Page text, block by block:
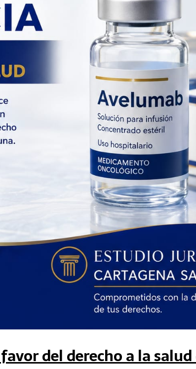
del derecho a la